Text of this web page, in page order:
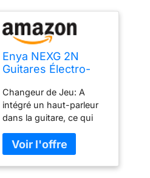
Enya NEXG 2N
Guitares Électro-
Guitare de Voyage
Noire à Cordes
Nylon de 38" en
Fibre de Carbone
pour Adulte
Débutant avec
Haut-Parleur Sans
Changeur de Jeu: A
intégré un haut-parleur
dans la guitare, ce qui
Cependant, nous avons
en fait développé un
haut-parleur interne pour